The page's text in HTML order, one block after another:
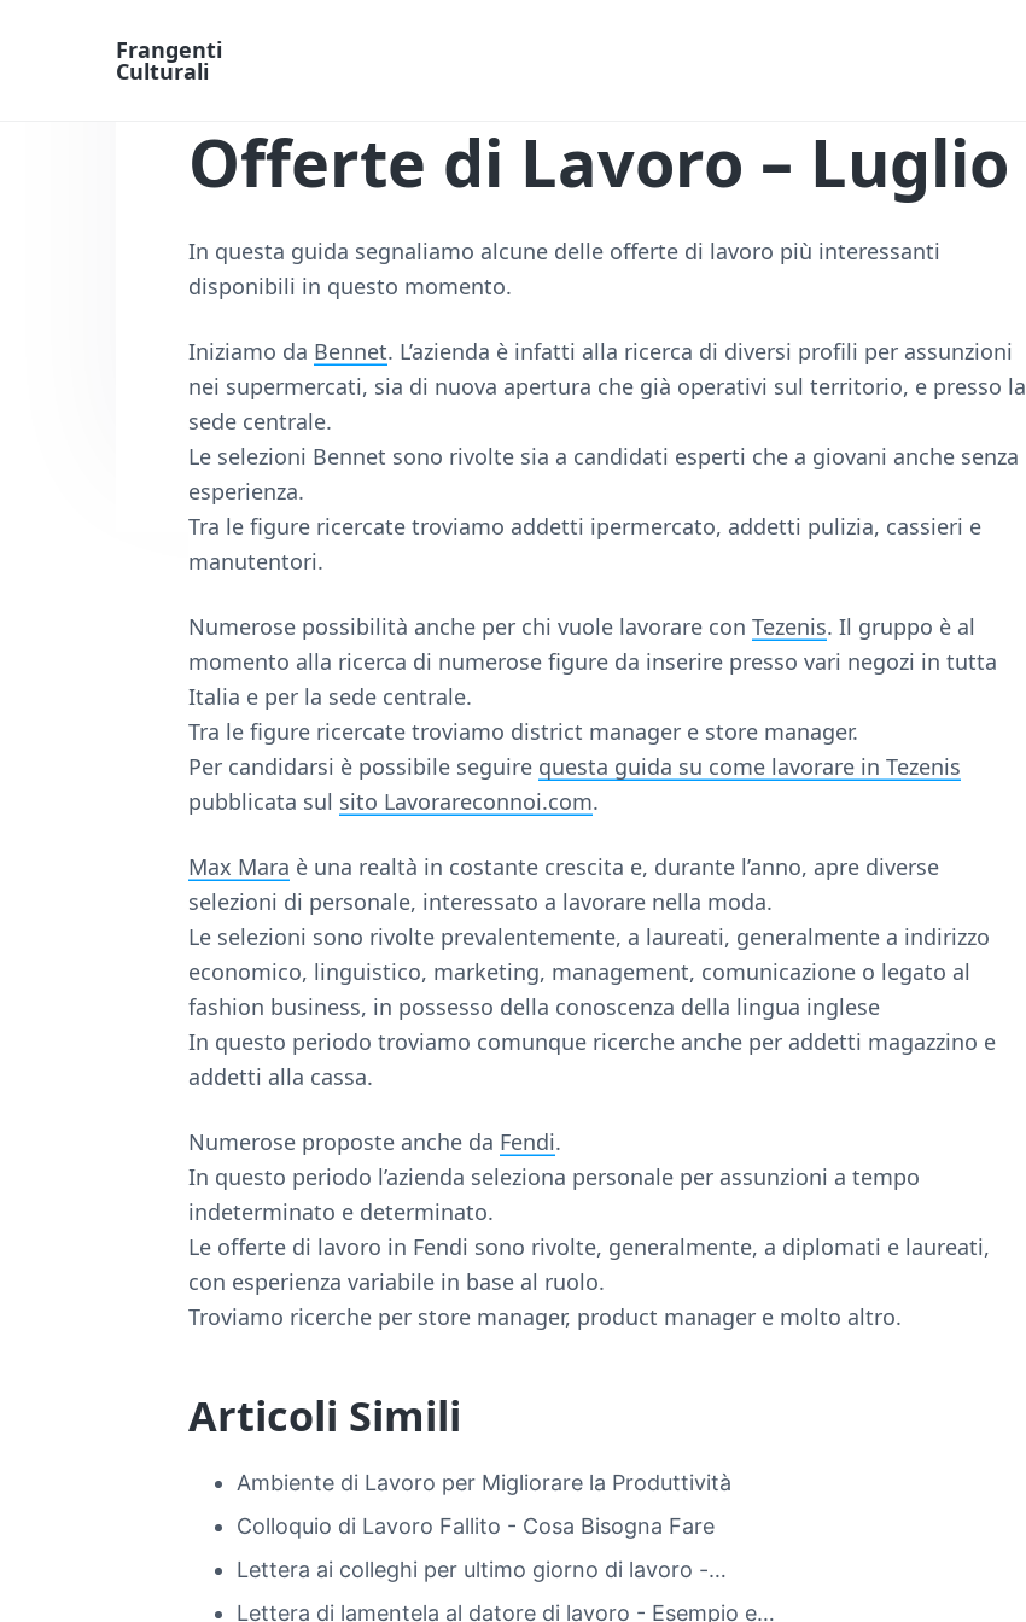
Frangenti
Culturali
Offerte di Lavoro – Luglio
In questa guida segnaliamo alcune delle offerte di lavoro più interessanti
disponibili in questo momento.
Iniziamo da Bennet. L’azienda è infatti alla ricerca di diversi profili per assunzioni
nei supermercati, sia di nuova apertura che già operativi sul territorio, e presso la
sede centrale.
Le selezioni Bennet sono rivolte sia a candidati esperti che a giovani anche senza
esperienza.
Tra le figure ricercate troviamo addetti ipermercato, addetti pulizia, cassieri e
manutentori.
Numerose possibilità anche per chi vuole lavorare con Tezenis. Il gruppo è al
momento alla ricerca di numerose figure da inserire presso vari negozi in tutta
Italia e per la sede centrale.
Tra le figure ricercate troviamo district manager e store manager.
Per candidarsi è possibile seguire questa guida su come lavorare in Tezenis
pubblicata sul sito Lavorareconnoi.com.
Max Mara è una realtà in costante crescita e, durante l’anno, apre diverse
selezioni di personale, interessato a lavorare nella moda.
Le selezioni sono rivolte prevalentemente, a laureati, generalmente a indirizzo
economico, linguistico, marketing, management, comunicazione o legato al
fashion business, in possesso della conoscenza della lingua inglese
In questo periodo troviamo comunque ricerche anche per addetti magazzino e
addetti alla cassa.
Numerose proposte anche da Fendi.
In questo periodo l’azienda seleziona personale per assunzioni a tempo
indeterminato e determinato.
Le offerte di lavoro in Fendi sono rivolte, generalmente, a diplomati e laureati,
con esperienza variabile in base al ruolo.
Troviamo ricerche per store manager, product manager e molto altro.
Articoli Simili
Ambiente di Lavoro per Migliorare la Produttività
Colloquio di Lavoro Fallito - Cosa Bisogna Fare
Lettera ai colleghi per ultimo giorno di lavoro -…
Lettera di lamentela al datore di lavoro - Esempio e…